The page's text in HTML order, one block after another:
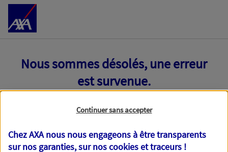
Accéder au Contenu
Nous sommes désolés, une erreur
est survenue.
Continuer sans accepter
Chez AXA nous nous engageons à être transparents
sur nos garanties, sur noscookies et traceurs !